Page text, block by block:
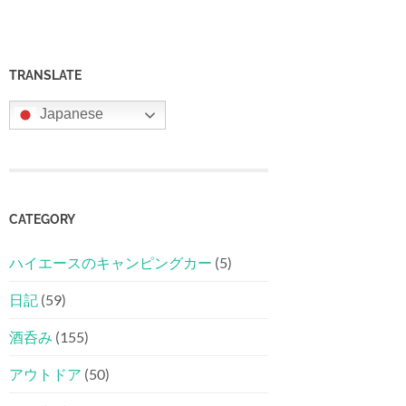
TRANSLATE
Japanese
CATEGORY
ハイエースのキャンピングカー (5)
日記 (59)
酒呑み (155)
アウトドア (50)